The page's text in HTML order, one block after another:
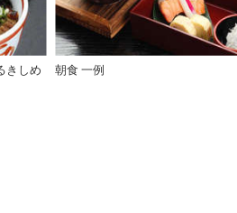
きしめ 朝食 一例